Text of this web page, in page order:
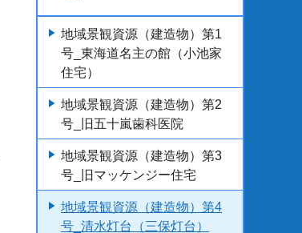
地域景観資源（建造物）第1
号_東海道名主の館（小池家
住宅）
地域景観資源（建造物）第2
号_旧五十嵐歯科医院
地域景観資源（建造物）第3
号_旧マッケンジー住宅
地域景観資源（建造物）第4
号_清水灯台（三保灯台）